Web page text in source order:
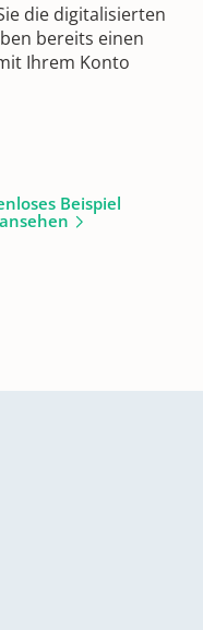
die digitalisierten
bereits einen
Ihrem Konto
Beispiel
ansehen